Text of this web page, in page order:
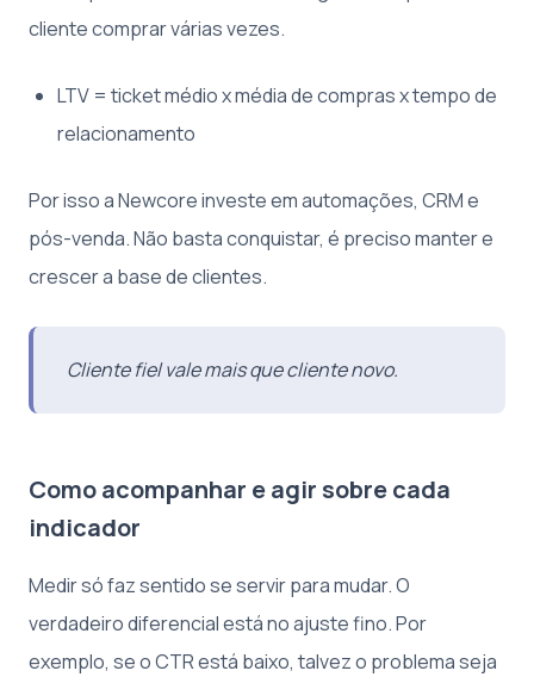
cliente comprar várias vezes.
LTV = ticket médio x média de compras x tempo de
relacionamento
Por isso a Newcore investe em automações, CRM e
pós-venda. Não basta conquistar, é preciso manter e
crescer a base de clientes.
Cliente fiel vale mais que cliente novo.
Como acompanhar e agir sobre cada
indicador
Medir só faz sentido se servir para mudar. O
verdadeiro diferencial está no ajuste fino. Por
exemplo, se o CTR está baixo, talvez o problema seja